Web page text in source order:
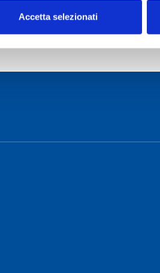
Accetta selezionati
finder SoFiA